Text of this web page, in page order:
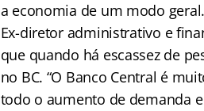
a economia de um modo
Ex-diretor administrativo e
que quando há escassez de
no BC. “O Banco Central é
todo o aumento de demanda